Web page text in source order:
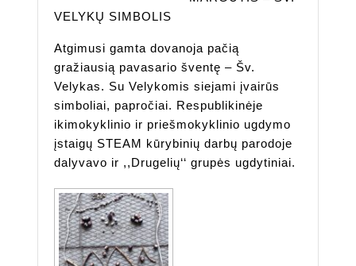
VELYKŲ SIMBOLIS
Atgimusi gamta dovanoja pačią
gražiausią pavasario šventę – Šv.
Velykas. Su Velykomis siejami įvairūs
simboliai, papročiai. Respublikinėje
ikimokyklinio ir priešmokyklinio ugdymo
įstaigų STEAM kūrybinių darbų parodoje
dalyvavo ir ,,Drugelių‘‘ grupės ugdytiniai.